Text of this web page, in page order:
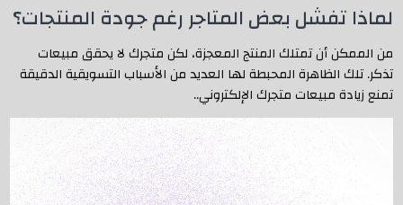
لماذا تفشل بعض المتاجر رغم جودة المنتجات؟
من الممكن أن تمتلك المنتج المعجزة، لكن متجرك لا يحقق مبيعات
تذكر. تلك الظاهرة المحبطة لها العديد من الأسباب التسويقية الدقيقة
تمنع زيادة مبيعات متجرك الإلكتروني..